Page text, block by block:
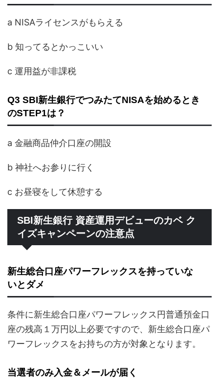
a NISAライセンスがもらえる
b 知ってるとかっこいい
c 運用益が非課税
Q3 SBI新生銀行でつみたてNISAを始めるとき
のSTEP1は？
a 金融商品仲介口座の開設
b 神社へお参りに行く
c お昼寝をして休憩する
SBI新生銀行 資産運用デビューのカベ ク
イズキャンペーンの注意点
新生総合口座パワーフレックスを持っていな
いとダメ
条件に新生総合口座パワーフレックス円普通預金口
座の残高１万円以上必要ですので、新生総合口座パ
ワーフレックスをお持ちの方が対象となります。
当選者のみ入金＆メールが届く